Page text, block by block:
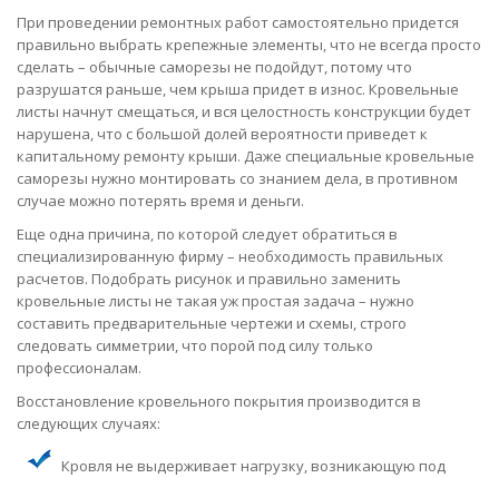
При проведении ремонтных работ самостоятельно придется
правильно выбрать крепежные элементы, что не всегда просто
сделать – обычные саморезы не подойдут, потому что
разрушатся раньше, чем крыша придет в износ. Кровельные
листы начнут смещаться, и вся целостность конструкции будет
нарушена, что с большой долей вероятности приведет к
капитальному ремонту крыши. Даже специальные кровельные
саморезы нужно монтировать со знанием дела, в противном
случае можно потерять время и деньги.
Еще одна причина, по которой следует обратиться в
специализированную фирму – необходимость правильных
расчетов. Подобрать рисунок и правильно заменить
кровельные листы не такая уж простая задача – нужно
составить предварительные чертежи и схемы, строго
следовать симметрии, что порой под силу только
профессионалам.
Восстановление кровельного покрытия производится в
следующих случаях:
Кровля не выдерживает нагрузку, возникающую под